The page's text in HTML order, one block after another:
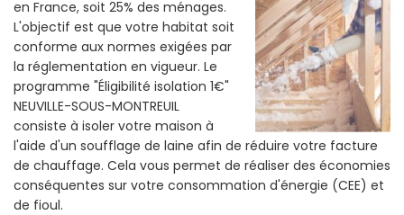
en France, soit 25% des ménages.
L'objectif est que votre habitat soit
conforme aux normes exigées par
la réglementation en vigueur. Le
programme "Éligibilité isolation 1€"
NEUVILLE-SOUS-MONTREUIL
consiste à isoler votre maison à
l'aide d'un soufflage de laine afin de réduire votre facture
de chauffage. Cela vous permet de réaliser des économies
conséquentes sur votre consommation d'énergie (CEE) et
de fioul.